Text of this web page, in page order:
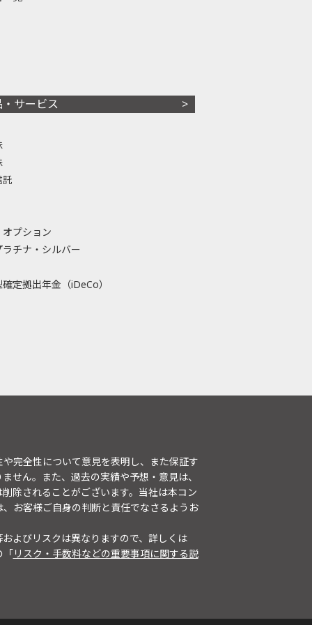
・サービス
託
プション
ラチナ・シルバー
定拠出年金（iDeCo）
完全性について意見を表明し、また保証す
せん。また、過去の実績や予想・意見は、
除されることがございます。当社は本コン
お客様ご自身の判断と責任でなさるようお
よびリスクは異なりますので、詳しくは
「リスク・手数料などの重要事項に関する説